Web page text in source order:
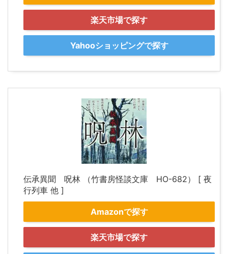
楽天市場で探す
Yahooショッピングで探す
伝承異聞 呪林 （竹書房怪談文庫 HO-682） [ 夜
行列車 他 ]
Amazonで探す
楽天市場で探す